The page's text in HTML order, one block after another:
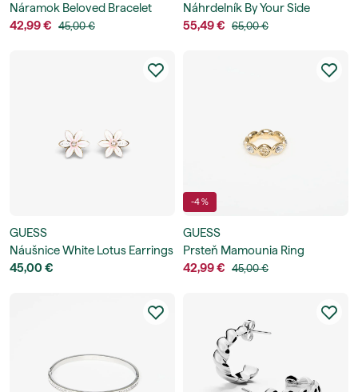
Náramok Beloved Bracelet
42,99 € 45,00 €
Náhrdelník By Your Side
Necklace
55,49 € 65,00 €
GUESS
Náušnice White Lotus Earrings
45,00 €
-4 %
GUESS
Prsteň Mamounia Ring
42,99 € 45,00 €